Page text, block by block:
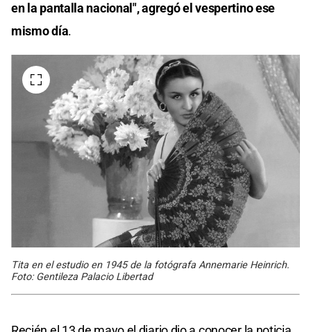
en la pantalla nacional", agregó el vespertino ese
mismo día.
Tita en el estudio en 1945 de la fotógrafa Annemarie Heinrich.
Foto: Gentileza Palacio Libertad